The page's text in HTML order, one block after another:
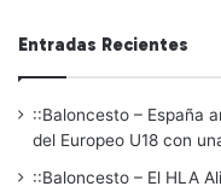
Entradas Recientes
::Baloncesto – España
del Europeo U18 con
::Baloncesto – El HLA